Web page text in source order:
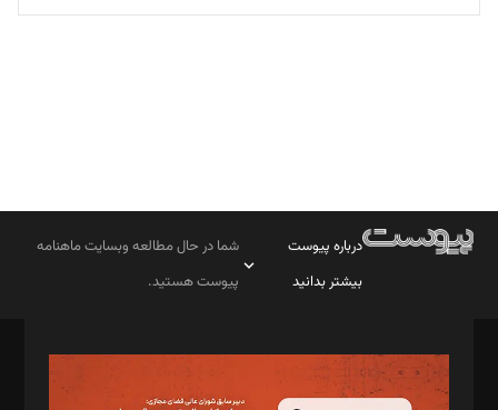
تحریریه
درباره پیوست
بیشتر بدانید
شما در حال مطالعه وبسایت ماهنامه
پیوست هستید.
مدیر مسئول: محمدباقر اثنی‌عشری
سردبیر: مهرک محمودی